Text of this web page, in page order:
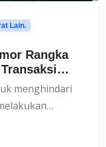
Lain.
Rangka
menghindari
utama